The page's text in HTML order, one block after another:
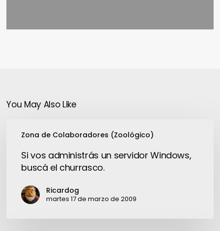
You May Also Like
Zona de Colaboradores (Zoológico)
servidor
Windows,
buscá
Si vos administrás un servidor Windows,
buscá el churrasco.
Ricardog
martes 17 de marzo de 2009